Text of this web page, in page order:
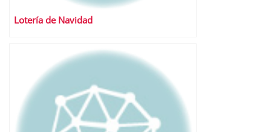
Lotería de Navidad